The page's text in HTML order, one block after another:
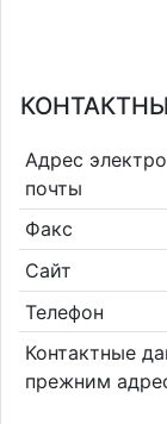
Адрес
почты
Факс
Сайт
Телефон
Контактные
прежним